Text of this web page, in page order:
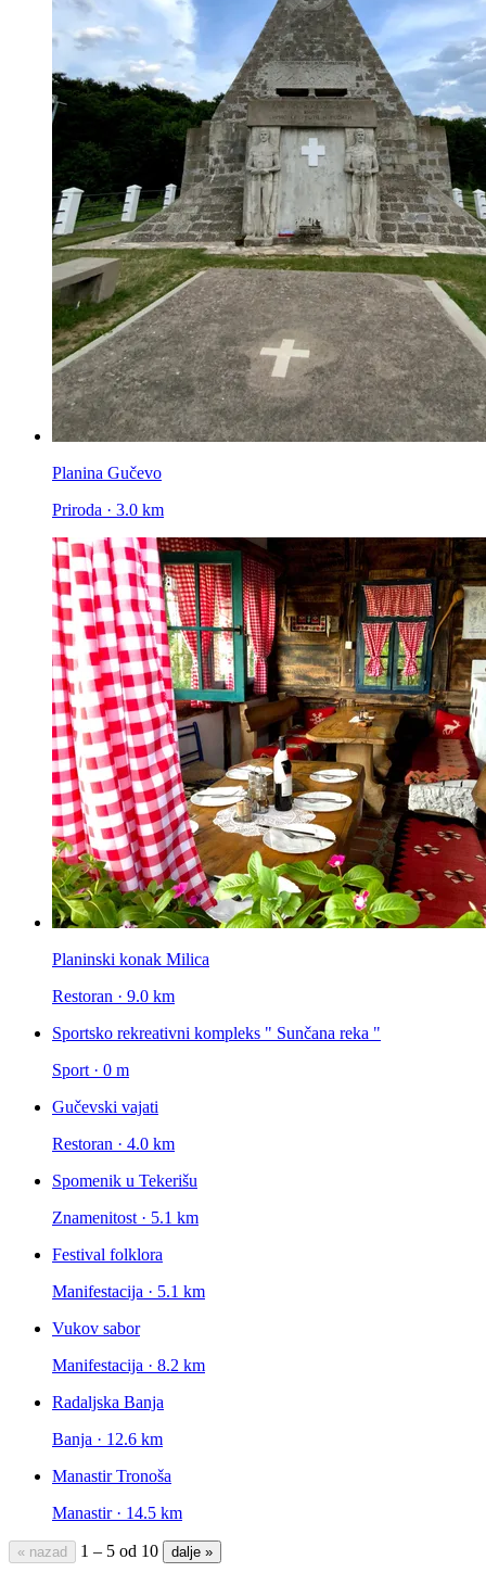
Planina Gučevo
Priroda · 3.0 km
Planinski konak Milica
Restoran · 9.0 km
Sportsko rekreativni kompleks " Sunčana reka "
Sport · 0 m
Gučevski vajati
Restoran · 4.0 km
Spomenik u Tekerišu
Znamenitost · 5.1 km
Festival folklora
Manifestacija · 5.1 km
Vukov sabor
Manifestacija · 8.2 km
Radaljska Banja
Banja · 12.6 km
Manastir Tronoša
Manastir · 14.5 km
« nazad 1 – 5 od 10 dalje »